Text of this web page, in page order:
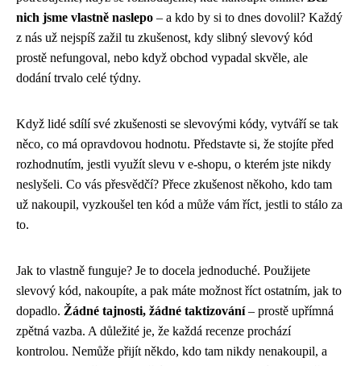
nich jsme vlastně naslepo – a kdo by si to dnes dovolil? Každý
z nás už nejspíš zažil tu zkušenost, kdy slibný slevový kód
prostě nefungoval, nebo když obchod vypadal skvěle, ale
dodání trvalo celé týdny.
Když lidé sdílí své zkušenosti se slevovými kódy, vytváří se tak
něco, co má opravdovou hodnotu. Představte si, že stojíte před
rozhodnutím, jestli využít slevu v e-shopu, o kterém jste nikdy
neslyšeli. Co vás přesvědčí? Přece zkušenost někoho, kdo tam
už nakoupil, vyzkoušel ten kód a může vám říct, jestli to stálo za
to.
Jak to vlastně funguje? Je to docela jednoduché. Použijete
slevový kód, nakoupíte, a pak máte možnost říct ostatním, jak to
dopadlo. Žádné tajnosti, žádné taktizování– prostě upřímná
zpětná vazba. A důležité je, že každá recenze prochází
kontrolou. Nemůže přijít někdo, kdo tam nikdy nenakoupil, a